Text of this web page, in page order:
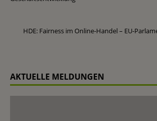
HDE: Fairness im Online-Handel – EU-
AKTUELLE MELDUNGEN